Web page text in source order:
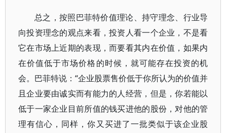
总之，按照巴菲特价值理论、持守理念、行业导
向投资理念的观点来看，投资人看一个企业，不是看
它在市场上近期的表现，而要看其内在价值，如果内
在价值低于市场价格的时候，就可能存在投资的机
会。巴菲特说：“企业股票售价低于你所认为的价值并
且企业要由诚实而有能力的人经营，但是，你若能以
低于一家企业目前所值的钱买进他的股份，对他的管
理有信心，同样，你又买进了一批类似于该企业股